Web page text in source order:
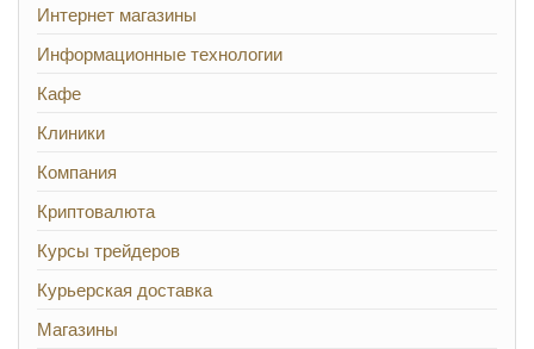
Интернет магазины
Информационные технологии
Кафе
Клиники
Компания
Криптовалюта
Курсы трейдеров
Курьерская доставка
Магазины